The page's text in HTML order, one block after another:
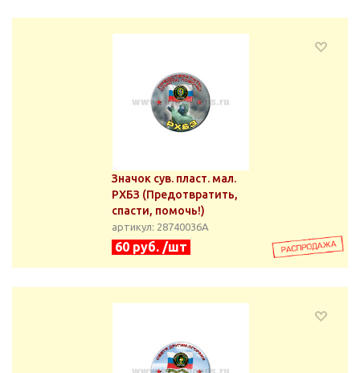
Значок сув. пласт. мал.
РХБЗ (Предотвратить,
спасти, помочь!)
артикул: 28740036А
60 руб. /шт